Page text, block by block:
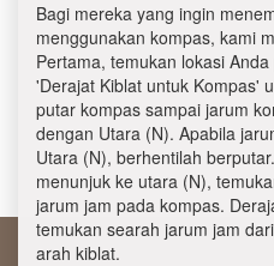
Bagi mereka yang ingin
menggunakan kompas, kami
Pertama, temukan lokasi
'Derajat Kiblat untuk Kompas'
putar kompas sampai jarum
dengan Utara (N). Apabila
Utara (N), berhentilah
menunjuk ke utara (N),
jarum jam pada kompas.
temukan searah jarum jam
arah kiblat.